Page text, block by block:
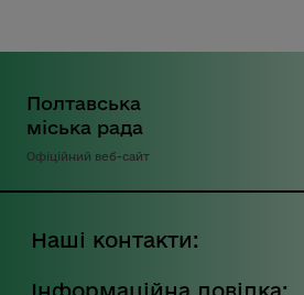
Полтавська
міська рада
Офіційний веб-сайт
Наші контакти: